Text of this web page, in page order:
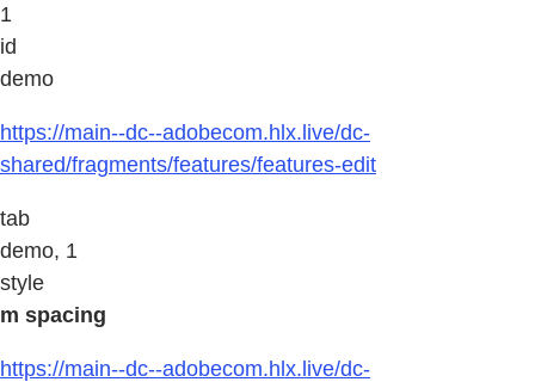
1
id
demo
https://main--dc--adobecom.hlx.live/dc-
shared/fragments/features/features-edit
tab
demo, 1
style
m spacing
https://main--dc--adobecom.hlx.live/dc-